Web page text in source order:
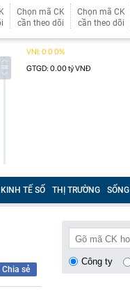
Chọn mã CK
cần theo dõi
Chọn mã CK
cần theo dõi
KINH TẾ SỐ THỊ TRƯỜNG SỐNG
Chia sẻ
Công ty